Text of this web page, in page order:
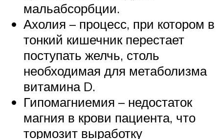
мальабсорбции.
Ахолия – процесс, при котором в
тонкий кишечник перестает
поступать желчь, столь
необходимая для метаболизма
витамина D.
Гипомагниемия – недостаток
магния в крови пациента, что
тормозит выработку